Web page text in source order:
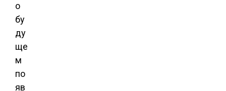
о
бу
ду
ще
м
по
яв